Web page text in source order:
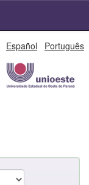
Español Português